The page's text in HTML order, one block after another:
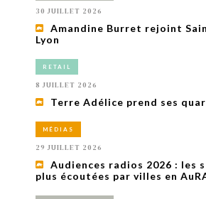
30 JUILLET 2026
Amandine Burret rejoint
Lyon
RETAIL
8 JUILLET 2026
Terre Adélice prend ses
MÉDIAS
29 JUILLET 2026
Audiences radios 2026 : les
plus écoutées par villes en